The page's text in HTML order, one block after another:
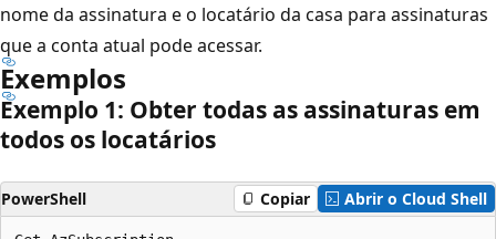
nome da assinatura e o locatário da casa para assinaturas
que a conta atual pode acessar.
Exemplos
Exemplo 1: Obter todas as assinaturas em
todos os locatários
PowerShell Copiar Abrir o Cloud Shell